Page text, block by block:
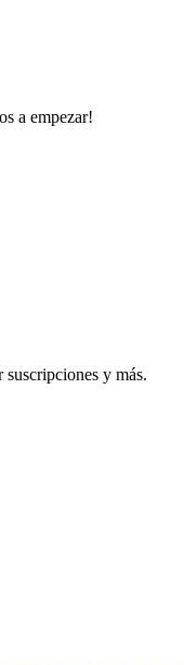
a empezar!
suscripciones y más.